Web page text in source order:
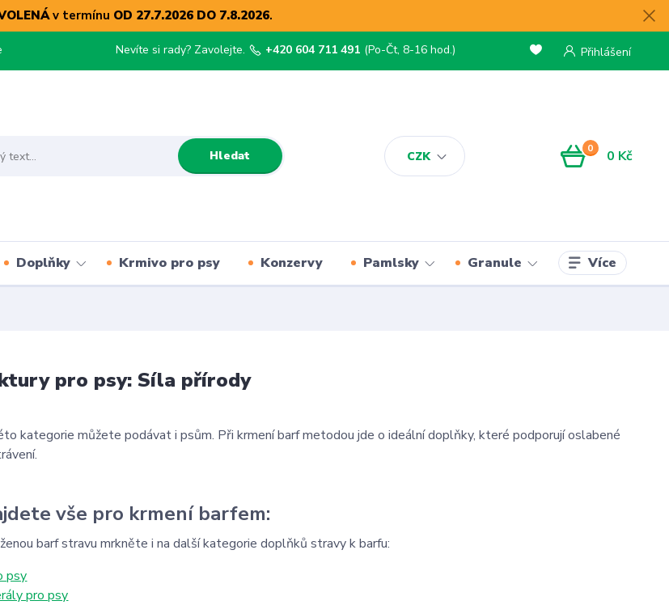
v termínu OD 27.7.2026 DO 7.8.2026.
CZK
Přihlášení
Hledat
Nevíte si rady? Zavolejte. +420 604 711 491 (Po-Čt, 8-16 hod.)
0 0 Kč
Doplňky Krmivo pro psy Konzervy Pamlsky Granule Více
pro psy: Síla přírody
kategorie můžete podávat i psům. Při krmení barf metodou jde o ideální doplňky, které podporují oslabené
vše pro krmení barfem:
barf stravu mrkněte i na další kategorie doplňků stravy k barfu:
psy
pro psy